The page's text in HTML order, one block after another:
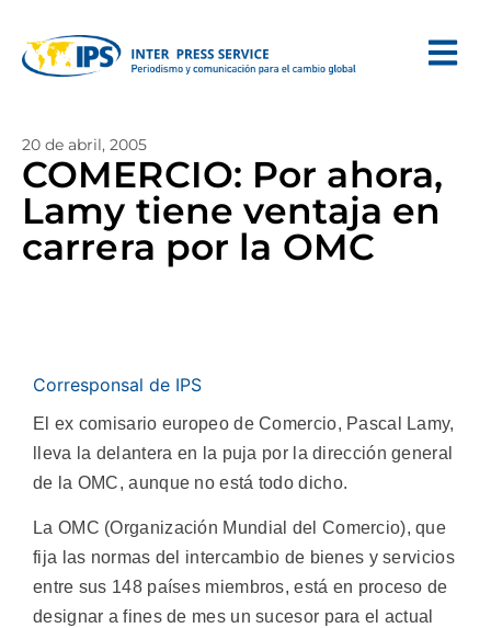
20 de abril, 2005
COMERCIO: Por ahora,
Lamy tiene ventaja en
carrera por la OMC
Corresponsal de IPS
El ex comisario europeo de Comercio, Pascal Lamy,
lleva la delantera en la puja por la dirección general
de la OMC, aunque no está todo dicho.
La OMC (Organización Mundial del Comercio), que
fija las normas del intercambio de bienes y servicios
entre sus 148 países miembros, está en proceso de
designar a fines de mes un sucesor para el actual